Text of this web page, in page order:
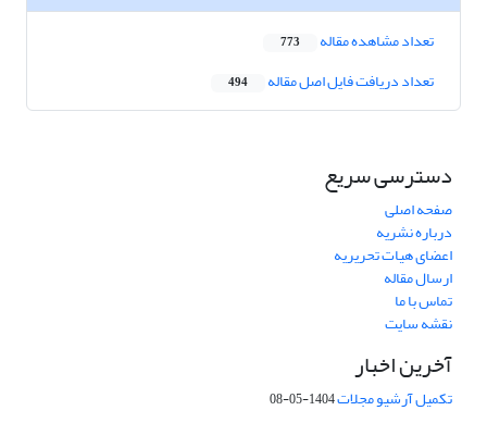
تعداد مشاهده مقاله 773
تعداد دریافت فایل اصل مقاله 494
دسترسی سریع
صفحه اصلی
درباره نشریه
اعضای هیات تحریریه
ارسال مقاله
تماس با ما
نقشه سایت
آخرین اخبار
تکمیل آرشیو مجلات1404-05-08